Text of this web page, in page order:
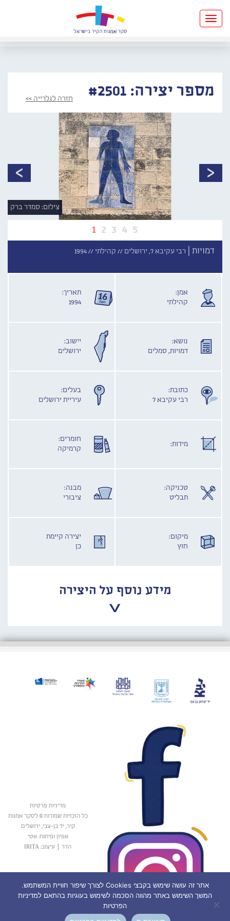
Toggle
navigation
מספר יצירה: #2501 חזרה לגלרייה >>
1 2 3 4 5
צילום: סמדר ברק
דמויות | רבי עקיבא 7, ירושלים // קהילתי //1994
אמן:
קהילתי
תאריך:
1994
נושא:
דמויות, סמלים
יישוב:
ירושלים
כתובת:
רבי עקיבא 7
בעלים:
עיריית ירושלים
מידות:
חומרים:
קרמיקה
טכניקה:
תבליט
מבנה:
ציבורי
מיקום:
חוץ
יצירה קיימת
כן
מידע נוסף על היצירה
מדיניות פרטיות
כל הזכויות שמורות © לסקר אמנות
קיר, יד בן-צבי, ירושלים
אפיון ופיתוח: אטי
הדר
עיצוב: IRITA
אתר זה עושה שימוש בקבצי Cookies לצורך שיפור חוויית המשתמש.
המשך השימוש באתר מהווה הסכמה לשימוש בעוגיות בהתאם למדיניות
הפרטיות